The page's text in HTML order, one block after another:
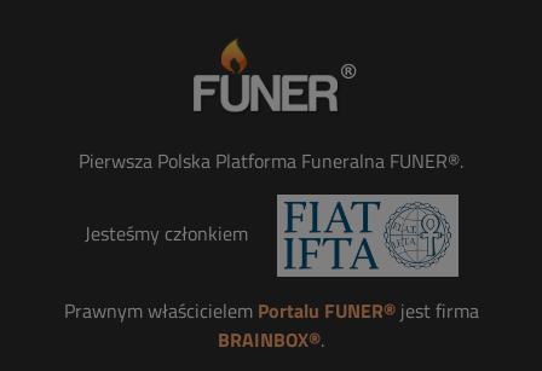
Pierwsza Polska Platforma Funeralna FUNER®.
Jesteśmy członkiem
Prawnym właścicielem Portalu FUNER®jest firma
BRAINBOX®.